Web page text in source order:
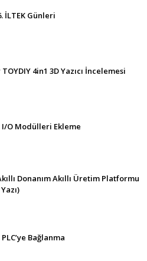
İLTEK Günleri
4in1 3D Yazıcı İncelemesi
I/O Modülleri Ekleme
Donanım Akıllı Üretim Platformu
Bağlanma